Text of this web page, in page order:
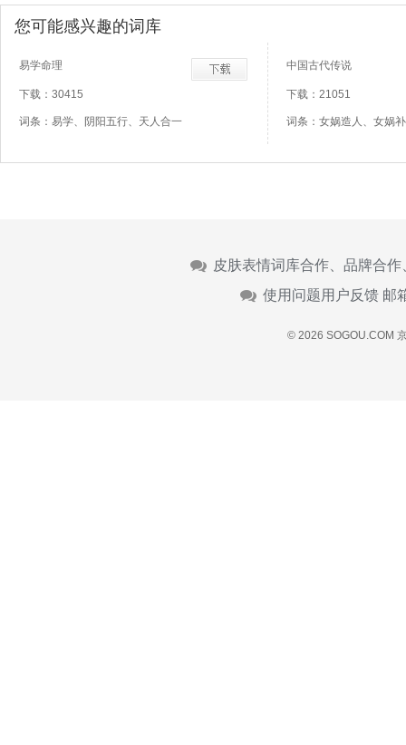
您可能感兴趣的词库
易学命理
下载：30415
词条：易学、阴阳五行、天人合一
中国古代传说
下载：21051
词条：女娲造人、女娲
皮肤表情词库合作、品牌合
使用问题用户反馈 邮
© 2026 SOGOU.COM